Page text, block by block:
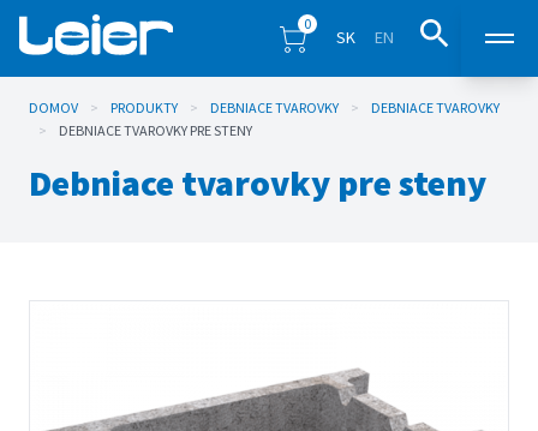
0
SK EN
Produkty
Predajné miesta
Blog
DOMOV > PRODUKTY > DEBNIACE TVAROVKY >
DEBNIACE TVAROVKY
>
DEBNIACE TVAROVKY PRE STENY
Debniace tvarovky pre steny